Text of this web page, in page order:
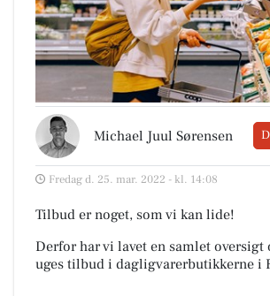
Michael Juul Sørensen
Fredag d. 25. mar. 2022 - kl. 14:08
Tilbud er noget, som vi kan lide!
Derfor har vi lavet en samlet oversigt
uges tilbud i dagligvarerbutikkerne i